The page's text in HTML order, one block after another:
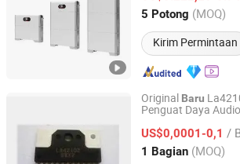
5 Potong (MOQ)
Kirim Permintaan
Guangdong, China Harga
Original Baru
Penguat Daya
US$0,0001-0,1 /
1 Bagian (MOQ)
Shenzhen Leruan Electronics Co., Ltd.
Guangdong, China Harga